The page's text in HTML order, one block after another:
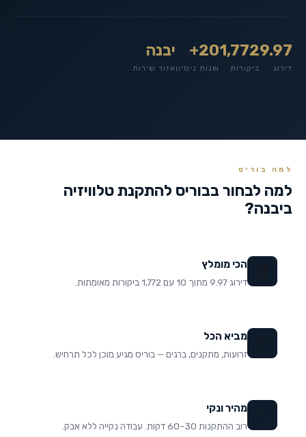
9.97
דירוג
1,772
ביקורות
20+
שנות ניסיון
יבנה
אזור שירות
למה בוריס
למה לבחור בבוריס להתקנת טלוויזיה
ביבנה?
הכי מומלץ
דירוג 9.97 מתוך 10 עם 1,772 ביקורות מאומתות.
מביא הכל
זרועות, מתקנים, ברגים — בוריס מגיע מוכן לכל תרחיש.
מהיר ונקי
רוב ההתקנות 30–60 דקות. עבודה נקייה ללא אבק.